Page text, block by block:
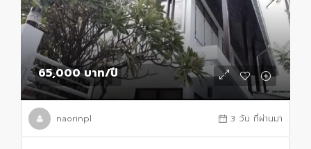
65,000 บาท/ปี
naorinpl 3 วัน ที่ผ่านมา